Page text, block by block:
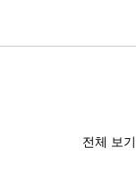
전체 보기